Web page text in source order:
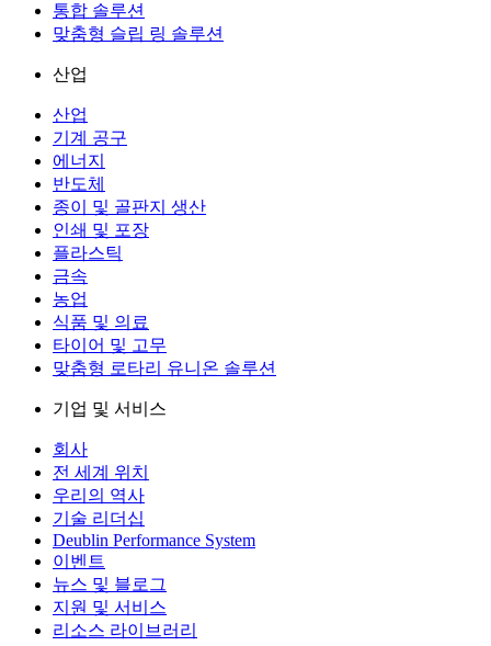
통합 솔루션
맞춤형 슬립 링 솔루션
산업
산업
기계 공구
에너지
반도체
종이 및 골판지 생산
인쇄 및 포장
플라스틱
금속
농업
식품 및 의료
타이어 및 고무
맞춤형 로타리 유니온 솔루션
기업 및 서비스
회사
전 세계 위치
우리의 역사
기술 리더십
Deublin Performance System
이벤트
뉴스 및 블로그
지원 및 서비스
리소스 라이브러리